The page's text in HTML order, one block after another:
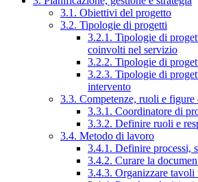
3.1. Obiettivi del progetto
3.2. Tipologie di progetti
3.2.1. Tipologie di
coinvolti nel servizio
3.2.2. Tipologie di
3.2.3. Tipologie di
intervento
3.3. Competenze, ruoli e
3.3.1. Coordinatore di
3.3.2. Definire ruoli e
3.4. Metodo di lavoro
3.4.1. Definire processi,
3.4.2. Curare la
3.4.3. Organizzare